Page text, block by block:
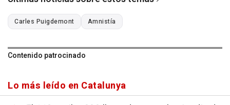
Carles Puigdemont Amnistía
Contenido patrocinado
Lo más leído en Catalunya